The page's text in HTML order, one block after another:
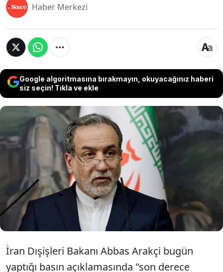
Haber Merkezi
Google algoritmasına bırakmayın, okuyacağınız haberi
siz seçin! Tıkla ve ekle
İran Dışişleri Bakanı Arakçi, nükleer ve füze
programlarının müzakereye kapalı olduğunu
belirterek ABD’ye "askeri çözüm yok" mesajı
verdi. Ateşkesin kırılgan olduğunu ifade eden
Arakçi, baskılara boyun eğmeyeceklerini ve
Hürmüz Boğazı’ndan geçişin İran’ın şartlarına
bağlı olduğunu vurguladı.
İran Dışişleri Bakanı Abbas Arakçi bugün
yaptığı basın açıklamasında "son derece